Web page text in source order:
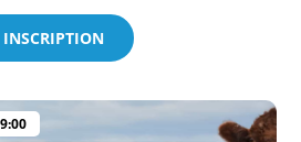
INSCRIPTION